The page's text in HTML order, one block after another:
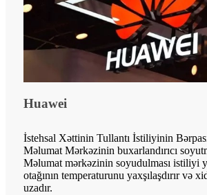
Huawei
İstehsal Xəttinin Tullantı İstiliyinin
Məlumat Mərkəzinin buxarlandırıcı
Məlumat mərkəzinin soyudulması istiliyi
otağının temperaturunu yaxşılaşdırır və
uzadır.